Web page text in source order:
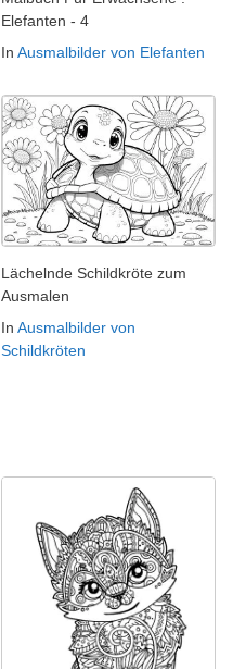
Elefanten - 4
In Ausmalbilder von Elefanten
Lächelnde Schildkröte zum
Ausmalen
In Ausmalbilder von
Schildkröten